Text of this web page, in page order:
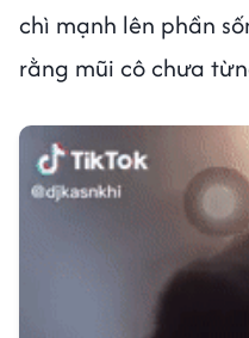
chì mạnh lên phần
rằng mũi cô chưa